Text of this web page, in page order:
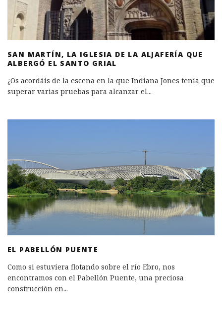
SAN MARTÍN, LA IGLESIA DE LA ALJAFERÍA QUE
ALBERGÓ EL SANTO GRIAL
¿Os acordáis de la escena en la que Indiana Jones tenía que
superar varias pruebas para alcanzar el...
EL PABELLÓN PUENTE
Como si estuviera flotando sobre el río Ebro, nos
encontramos con el Pabellón Puente, una preciosa
construcción en...